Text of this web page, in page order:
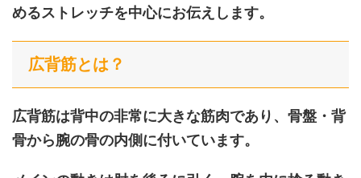
めるストレッチを中心にお伝えします。
広背筋とは？
広背筋は背中の非常に大きな筋肉であり、骨盤・背
骨から腕の骨の内側に付いています。